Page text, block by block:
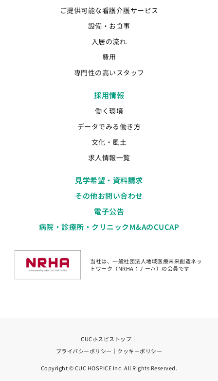
ご提供可能な看護介護サービス
設備・お食事
入居の流れ
費用
専門性の高いスタッフ
採用情報
働く環境
データでみる働き方
文化・風土
求人情報一覧
見学希望・資料請求
その他お問い合わせ
電子公告
病院・診療所・クリニックM&AのCUCAP
当社は、一般社団法人地域医療未来創造ネッ
トワーク（NRHA：ナーハ）の会員です
CUCホスピストップ ｜
プライバシーポリシー ｜ クッキーポリシー
Copyright © CUC HOSPICE Inc. All Rights Reserved.